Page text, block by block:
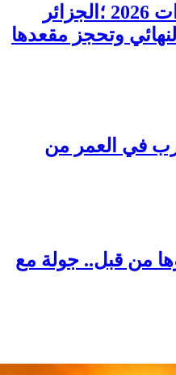
كاس إفريقيا للأمم سيدات 2026 ؛الجزائر
وتحجز مقعدها
في العمر من
من قبل.. جولة مع